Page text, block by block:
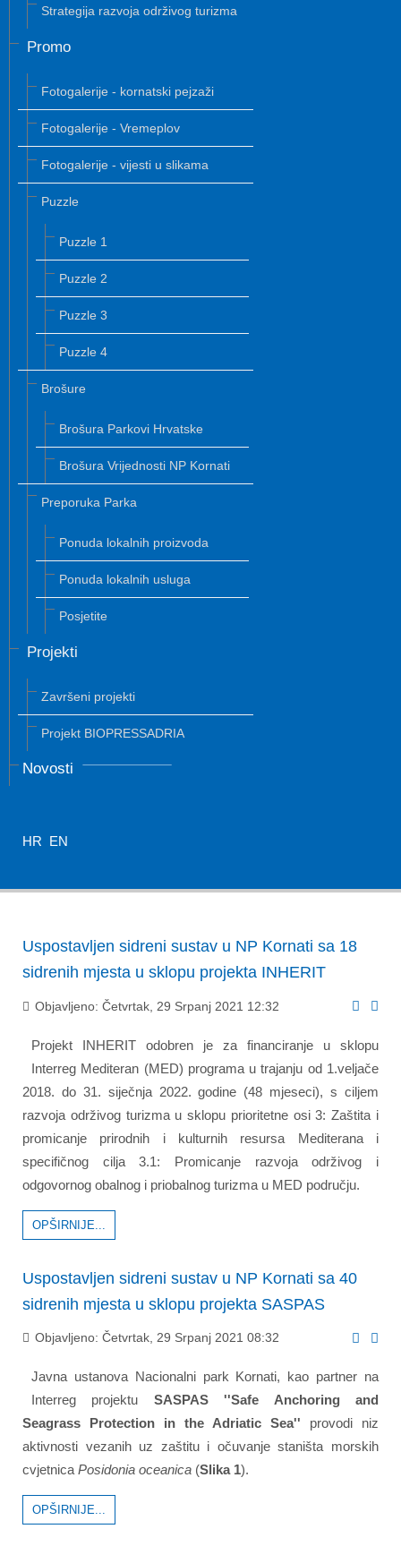
Strategija razvoja održivog turizma
Promo
Fotogalerije - kornatski pejzaži
Fotogalerije - Vremeplov
Fotogalerije - vijesti u slikama
Puzzle
Puzzle 1
Puzzle 2
Puzzle 3
Puzzle 4
Brošure
Brošura Parkovi Hrvatske
Brošura Vrijednosti NP Kornati
Preporuka Parka
Ponuda lokalnih proizvoda
Ponuda lokalnih usluga
Posjetite
Projekti
Završeni projekti
Projekt BIOPRESSADRIA
Novosti
HR EN
Uspostavljen sidreni sustav u NP Kornati sa 18
sidrenih mjesta u sklopu projekta INHERIT
Objavljeno: Četvrtak, 29 Srpanj 2021 12:32
Projekt INHERIT odobren je za financiranje u sklopu
Interreg Mediteran (MED) programa u trajanju od 1.veljače
2018. do 31. siječnja 2022. godine (48 mjeseci), s ciljem
razvoja održivog turizma u sklopu prioritetne osi 3: Zaštita i
promicanje prirodnih i kulturnih resursa Mediterana i
specifičnog cilja 3.1: Promicanje razvoja održivog i
odgovornog obalnog i priobalnog turizma u MED području.
OPŠIRNIJE...
Uspostavljen sidreni sustav u NP Kornati sa 40
sidrenih mjesta u sklopu projekta SASPAS
Objavljeno: Četvrtak, 29 Srpanj 2021 08:32
Javna ustanova Nacionalni park Kornati, kao partner na
Interreg projektu SASPAS ''Safe Anchoring and
Seagrass Protection in the Adriatic Sea'' provodi niz
aktivnosti vezanih uz zaštitu i očuvanje staništa morskih
cvjetnica Posidonia oceanica (Slika 1).
OPŠIRNIJE...